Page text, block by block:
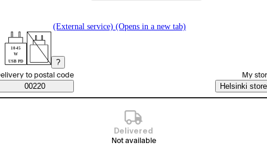
(External service) (Opens in a new tab)
10-45
W
USB PD
?
Saatavuustiedot
order method
to postal code
00220
My
Helsinki store
Delivered
Not available